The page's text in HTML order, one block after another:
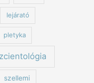
lejárató
pletyka
szellemi